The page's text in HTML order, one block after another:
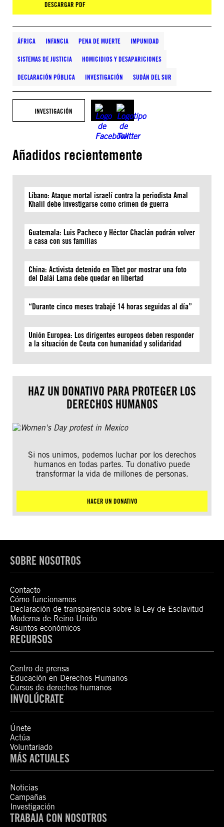
DESCARGAR PDF
ÁFRICA INFANCIA PENA DE MUERTE IMPUNIDAD
SISTEMAS DE JUSTICIA HOMICIDIOS Y DESAPARICIONES
DECLARACIÓN PÚBLICA INVESTIGACIÓN SUDÁN DEL SUR
INVESTIGACIÓN
Añadidos recientemente
Líbano: Ataque mortal israelí contra la periodista Amal
Khalil debe investigarse como crimen de guerra
Guatemala: Luis Pacheco y Héctor Chaclán podrán volver
a casa con sus familias
China: Activista detenido en Tíbet por mostrar una foto
del Dalái Lama debe quedar en libertad
“Durante cinco meses trabajé 14 horas seguidas al día”
Unión Europea: Los dirigentes europeos deben responder
a la situación de Ceuta con humanidad y solidaridad
HAZ UN DONATIVO PARA PROTEGER LOS
DERECHOS HUMANOS
Si nos unimos, podemos luchar por los derechos
humanos en todas partes. Tu donativo puede
transformar la vida de millones de personas.
HACER UN DONATIVO
SOBRE NOSOTROS
Contacto
Cómo funcionamos
Declaración de transparencia sobre la Ley de Esclavitud
Moderna de Reino Unido
Asuntos económicos
RECURSOS
Centro de prensa
Educación en Derechos Humanos
Cursos de derechos humanos
INVOLÚCRATE
Únete
Actúa
Voluntariado
MÁS ACTUALES
Noticias
Campañas
Investigación
TRABAJA CON NOSOTROS